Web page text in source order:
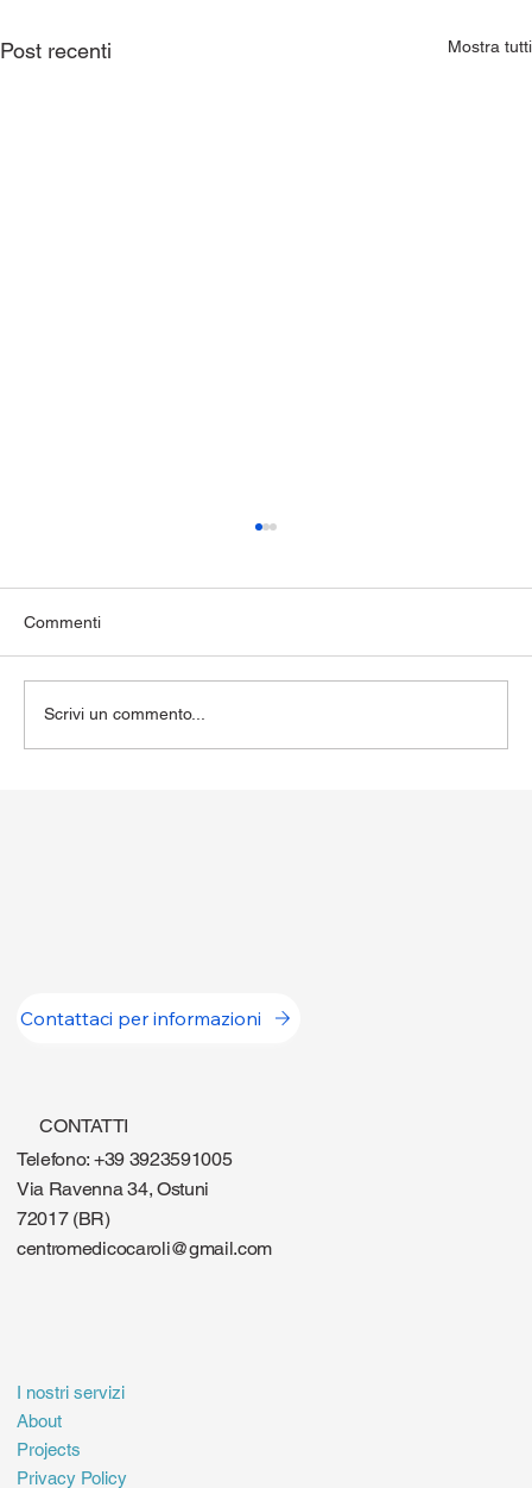
Post recenti Mostra tutti
Commenti
Scrivi un commento...
CONTATTI
Telefono: +39 3923591005
Via Ravenna 34, Ostuni
72017 (BR)
centromedicocaroli@gmail.com
Contattaci per informazioni
I nostri servizi
About
Projects
Privacy Policy